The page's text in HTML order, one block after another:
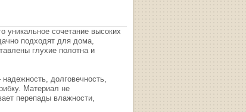
уникальное сочетание высоких
подходят для дома,
глухие полотна и
долговечность,
Материал не
перепады влажности,